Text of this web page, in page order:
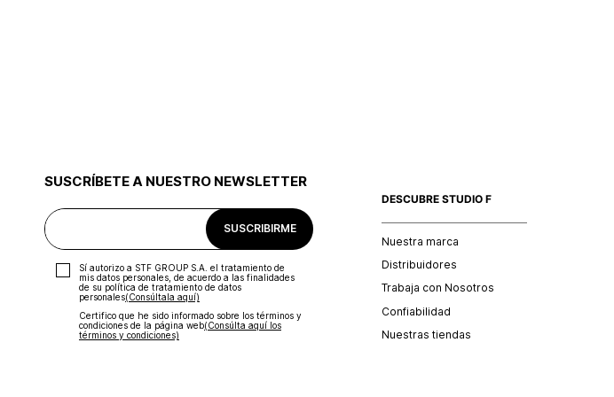
SUSCRÍBETE A NUESTRO NEWSLETTER
SUSCRIBIRME
Sí autorizo a STF GROUP S.A. el tratamiento de
mis datos personales, de acuerdo a las finalidades
de su política de tratamiento de datos
personales‎(Consúltala aquí)
Certifico que he sido informado sobre los términos y
condiciones de la página web‎(Consúlta aquí los
términos y condiciones)
DESCUBRE STUDIO F
Nuestra marca
Distribuidores
Trabaja con Nosotros
Confiabilidad
Nuestras tiendas